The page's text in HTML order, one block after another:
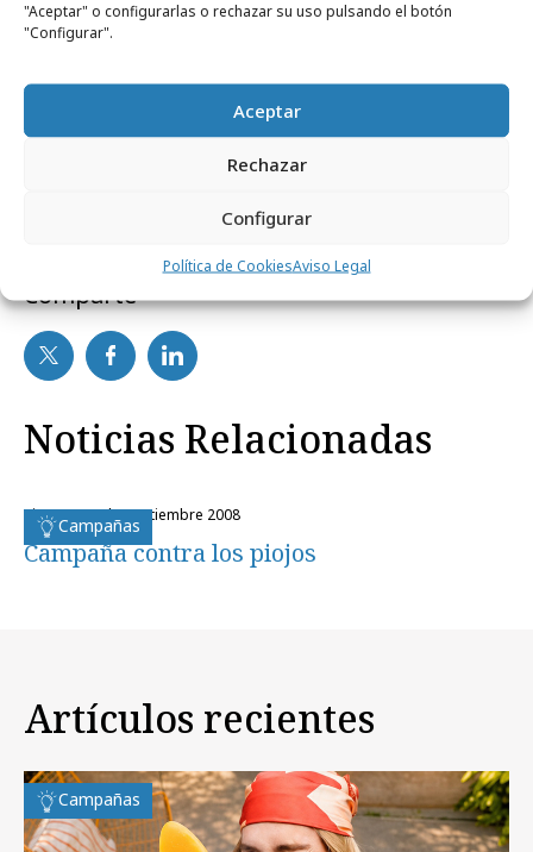
"Aceptar" o configurarlas o rechazar su uso pulsando el botón
"Configurar".
Aceptar
Rechazar
Configurar
Política de CookiesAviso Legal
(www.piojosfuera.com) que permite descubrir
de forma lúdica qué es el piojo, las
características de su ciclo vital y cómo
Comparte
Noticias Relacionadas
Campañas
viernes, 26 de septiembre 2008
Campaña contra los piojos
Artículos recientes
Campañas